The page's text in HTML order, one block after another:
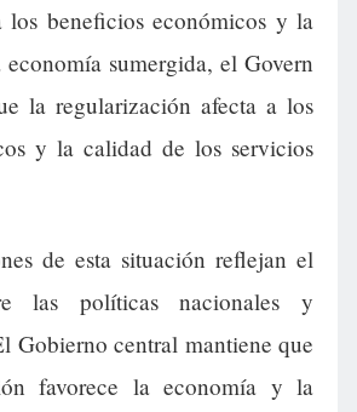
los beneficios económicos y la
sumergida, el Govern
la regularización afecta a los
y la calidad de los servicios
de esta situación reflejan el
las políticas nacionales y
Gobierno central mantiene que
favorece la economía y la